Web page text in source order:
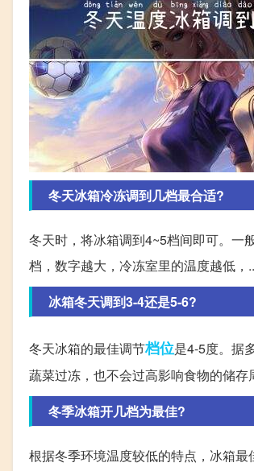
冬天冰箱冷冻调到几档最合适?
冬天时，将冰箱调到4~5档间即可。一
档，数字越大，冷冻室里的温度越低，
冰箱冬天调到3-4还是5-6?
冬天冰箱的最佳调节档位是4-5度。据
蔬菜过冻，也不会过高影响食物的储存
冬季冰箱开几档为最佳?
根据冬季环境温度较低的特点，冰箱